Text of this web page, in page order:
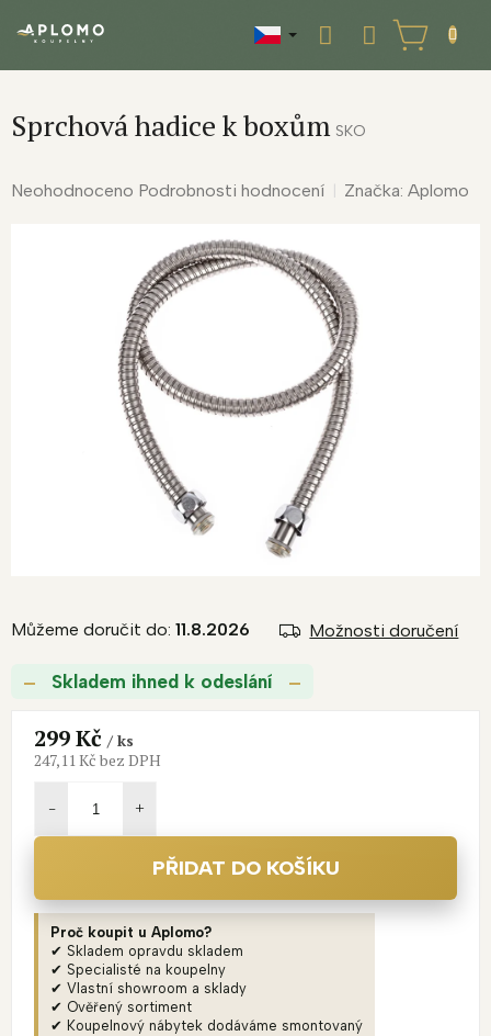
NÁKUPNÍ
KOŠÍK
Sprchová hadice k boxům SKO
Průměrné
Neohodnoceno Podrobnosti hodnocení Značka: Aplomo
Skladem ihned k odeslání
Můžeme doručit do: 11.8.2026 Možnosti doručení
299 Kč/ ks
247,11 Kč bez DPH
PŘIDAT DO KOŠÍKU
Proč koupit u Aplomo?
✔ Skladem opravdu skladem
✔ Specialisté na koupelny
✔ Vlastní showroom a sklady
✔ Ověřený sortiment
✔ Koupelnový nábytek dodáváme smontovaný